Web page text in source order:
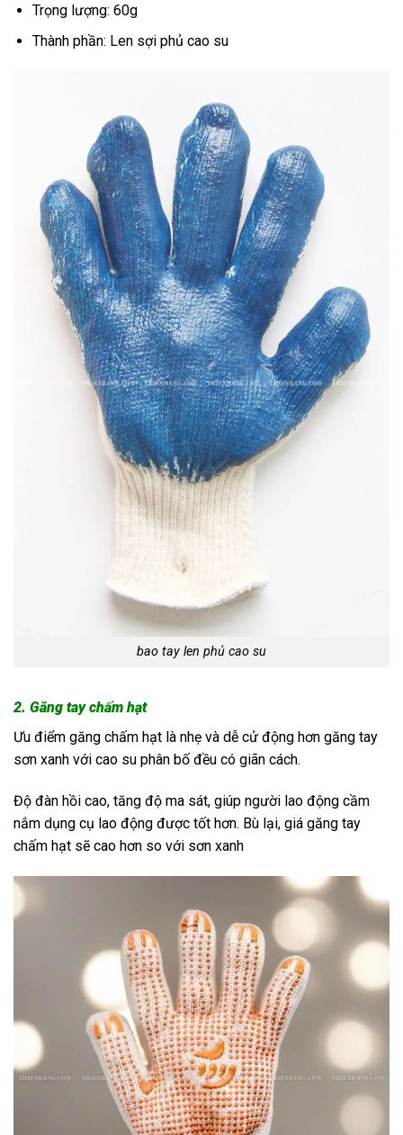
Trọng lượng: 60g
Thành phần: Len sợi phủ cao su
bao tay len phủ cao su
2. Găng tay chấm hạt
Ưu điểm găng chấm hạt là nhẹ và dễ cử động hơn găng tay
sơn xanh với cao su phân bố đều có giãn cách.
Độ đàn hồi cao, tăng độ ma sát, giúp người lao động cầm
nắm dụng cụ lao động được tốt hơn. Bù lại, giá găng tay
chấm hạt sẽ cao hơn so với sơn xanh